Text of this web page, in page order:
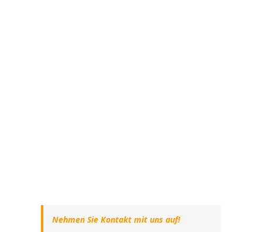
Nehmen Sie Kontakt mit uns auf!